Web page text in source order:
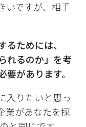
いですが、相手
るためには、
れるのか」を考
要があります。
入りたいと思っ
業があなたを採